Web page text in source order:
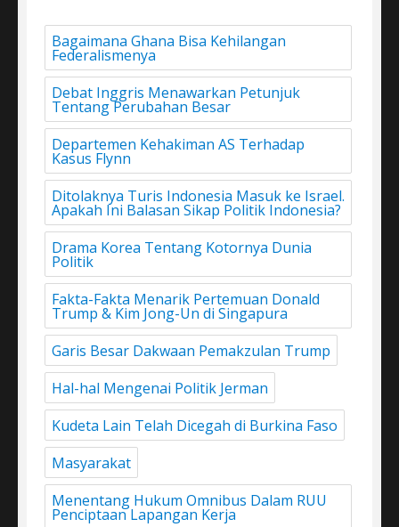
Bagaimana Ghana Bisa Kehilangan
Federalismenya
Debat Inggris Menawarkan Petunjuk
Tentang Perubahan Besar
Departemen Kehakiman AS Terhadap
Kasus Flynn
Ditolaknya Turis Indonesia Masuk ke Israel.
Apakah Ini Balasan Sikap Politik Indonesia?
Drama Korea Tentang Kotornya Dunia
Politik
Fakta-Fakta Menarik Pertemuan Donald
Trump & Kim Jong-Un di Singapura
Garis Besar Dakwaan Pemakzulan Trump
Hal-hal Mengenai Politik Jerman
Kudeta Lain Telah Dicegah di Burkina Faso
Masyarakat
Menentang Hukum Omnibus Dalam RUU
Penciptaan Lapangan Kerja